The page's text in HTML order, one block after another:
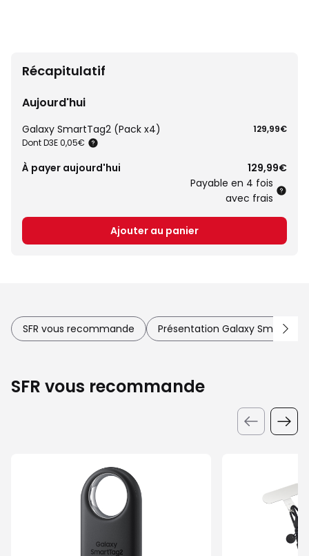
Récapitulatif
Aujourd'hui
Galaxy SmartTag2 (Pack x4)
Dont D3E 0,05€
129,99€
À payer aujourd'hui
129,99€
Payable en 4 fois
avec frais
Ajouter au panier
SFR vous recommande Présentation Galaxy
SFR vous recommande